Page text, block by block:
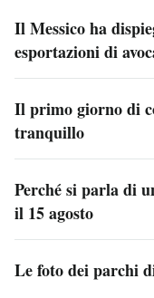
Il Messico ha
esportazioni di
Il primo giorno di
tranquillo
Perché si parla di
il 15 agosto
Le foto dei parchi